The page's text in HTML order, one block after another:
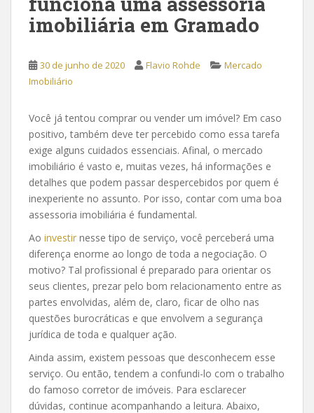
imobiliária em Gramado
30 de junho de 2020 Flavio Rohde
Mercado
Imobiliário
Você já tentou comprar ou vender um imóvel? Em caso
positivo, também deve ter percebido como essa tarefa
exige alguns cuidados essenciais. Afinal, o mercado
imobiliário é vasto e, muitas vezes, há informações e
detalhes que podem passar despercebidos por quem é
inexperiente no assunto. Por isso, contar com uma boa
assessoria imobiliária é fundamental.
Ao investir nesse tipo de serviço, você perceberá uma
diferença enorme ao longo de toda a negociação. O
motivo? Tal profissional é preparado para orientar os
seus clientes, prezar pelo bom relacionamento entre as
partes envolvidas, além de, claro, ficar de olho nas
questões burocráticas e que envolvem a segurança
jurídica de toda e qualquer ação.
Ainda assim, existem pessoas que desconhecem esse
serviço. Ou então, tendem a confundi-lo com o trabalho
do famoso corretor de imóveis. Para esclarecer
dúvidas, continue acompanhando a leitura. Abaixo,